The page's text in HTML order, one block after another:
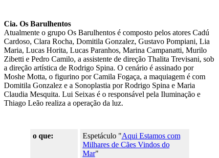
Cia. Os Barulhentos
Atualmente o grupo Os Barulhentos é composto pelos atores Cadú
Cardoso, Clara Rocha, Domitila Gonzalez, Gustavo Pompiani, Lia
Maria, Lucas Horita, Lucas Paranhos, Marina Campanatti, Murilo
Zibetti e Pedro Camilo, a assistente de direção Thalita Trevisani, sob
a direção artística de Rodrigo Spina. O cenário é assinado por
Moshe Motta, o figurino por Camila Fogaça, a maquiagem é com
Domitila Gonzalez e a Sonoplastia por Rodrigo Spina e Maria
Claudia Mesquita. Lui Seixas é o responsável pela Iluminação e
Thiago Leão realiza a operação da luz.
o que: Espetáculo "Aqui Estamos com
Milhares de Cães Vindos do
Mar"